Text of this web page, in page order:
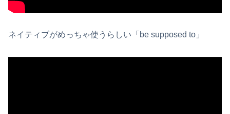
ネイティブがめっちゃ使うらしい「be supposed to」